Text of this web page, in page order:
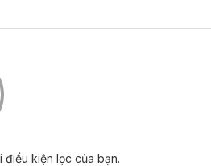
kiện lọc của bạn.